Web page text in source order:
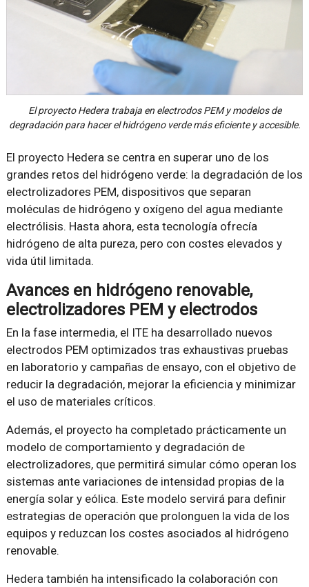
El proyecto Hedera trabaja en electrodos PEM y modelos de
degradación para hacer el hidrógeno verde más eficiente y accesible.
El proyecto Hedera se centra en superar uno de los
grandes retos del hidrógeno verde: la degradación de los
electrolizadores PEM, dispositivos que separan
moléculas de hidrógeno y oxígeno del agua mediante
electrólisis. Hasta ahora, esta tecnología ofrecía
hidrógeno de alta pureza, pero con costes elevados y
vida útil limitada.
Avances en hidrógeno renovable,
electrolizadores PEM y electrodos
En la fase intermedia, el ITE ha desarrollado nuevos
electrodos PEM optimizados tras exhaustivas pruebas
en laboratorio y campañas de ensayo, con el objetivo de
reducir la degradación, mejorar la eficiencia y minimizar
el uso de materiales críticos.
Además, el proyecto ha completado prácticamente un
modelo de comportamiento y degradación de
electrolizadores, que permitirá simular cómo operan los
sistemas ante variaciones de intensidad propias de la
energía solar y eólica. Este modelo servirá para definir
estrategias de operación que prolonguen la vida de los
equipos y reduzcan los costes asociados al hidrógeno
renovable.
Hedera también ha intensificado la colaboración con